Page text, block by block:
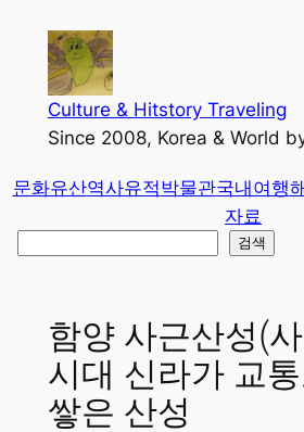
가
Culture & Hitstory Traveling
Since 2008, Korea & World
문화유산역사유적박물관국내여행
자료
검색
함양 사근산성(
시대 신라가 교
쌓은 산성